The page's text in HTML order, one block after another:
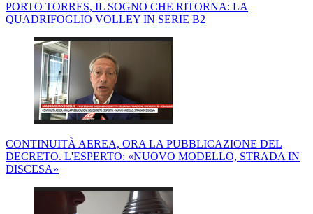
PORTO TORRES, IL SOGNO CHE RITORNA: LA
QUADRIFOGLIO VOLLEY IN SERIE B2
CONTINUITÀ AEREA, ORA LA PUBBLICAZIONE DEL
DECRETO. L'ESPERTO: «NUOVO MODELLO, STRADA IN
DISCESA»